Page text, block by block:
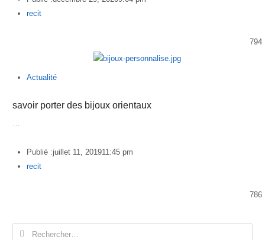
Author
recit
794
Actualité
savoir porter des bijoux orientaux
…
Publié :juillet 11, 201911:45 pm
Author
recit
786
Rechercher :